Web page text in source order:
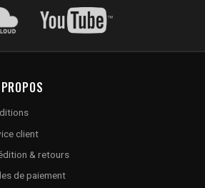
client
& retours
de paiement